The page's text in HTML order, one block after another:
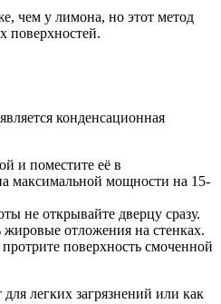
чем у лимона, но этот метод
поверхностей.
конденсационная
и поместите её в
максимальной мощности на 15-
не открывайте дверцу сразу.
жировые отложения на стенках.
поверхность смоченной
легких загрязнений или как